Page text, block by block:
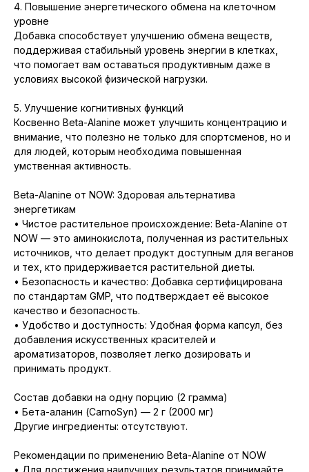
4. Повышение энергетического обмена на клеточном
уровне
Добавка способствует улучшению обмена веществ,
поддерживая стабильный уровень энергии в клетках,
что помогает вам оставаться продуктивным даже в
условиях высокой физической нагрузки.
5. Улучшение когнитивных функций
Косвенно Beta-Alanine может улучшить концентрацию и
внимание, что полезно не только для спортсменов, но и
для людей, которым необходима повышенная
умственная активность.
Beta-Alanine от NOW: Здоровая альтернатива
энергетикам
• Чистое растительное происхождение: Beta-Alanine от
NOW — это аминокислота, полученная из растительных
источников, что делает продукт доступным для веганов
и тех, кто придерживается растительной диеты.
• Безопасность и качество: Добавка сертифицирована
по стандартам GMP, что подтверждает её высокое
качество и безопасность.
• Удобство и доступность: Удобная форма капсул, без
добавления искусственных красителей и
ароматизаторов, позволяет легко дозировать и
принимать продукт.
Состав добавки на одну порцию (2 грамма)
• Бета-аланин (CarnoSyn) — 2 г (2000 мг)
Другие ингредиенты: отсутствуют.
Рекомендации по применению Beta-Alanine от NOW
• Для достижения наилучших результатов принимайте